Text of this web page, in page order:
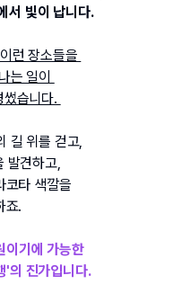
서 빛이 납니다.
이런 장소들을
는 일이
썼습니다.
길 위를 걷고,
발견하고,
코타 색깔을
죠.
이기에 가능한
'의 진가입니다.